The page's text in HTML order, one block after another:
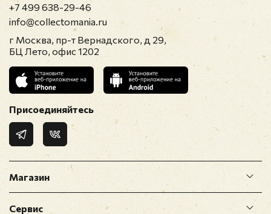
Магазин
Сервис
+7 499 638-29-46
info@collectomania.ru
г Москва, пр-т Вернадского, д 29,
БЦ Лето, офис 1202
Присоединяйтесь